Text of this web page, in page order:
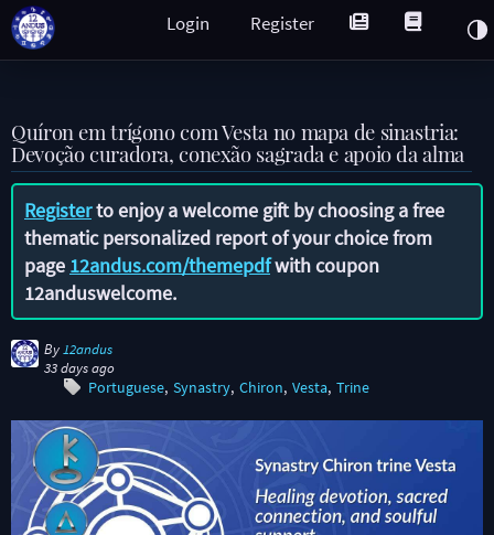
Register
Login
Quíron em trígono com Vesta no mapa de sinastria:
Devoção curadora, conexão sagrada e apoio da alma
Registerto enjoy a welcome gift by choosing a free
thematic personalized report of your choice from
page 12andus.com/themepdfwith coupon
12anduswelcome.
By 12andus
33 days ago
Portuguese Synastry Chiron Vesta Trine